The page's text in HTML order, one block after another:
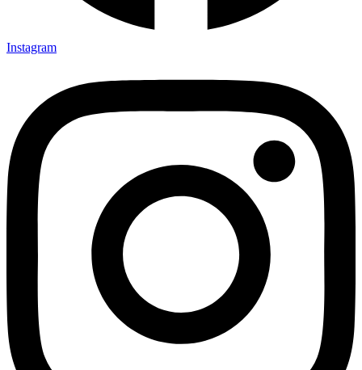
Instagram